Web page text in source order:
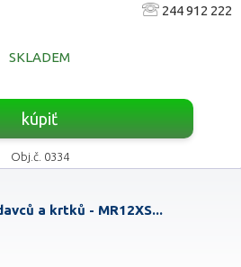
244 912 222
SKLADEM
kúpiť
Obj.č. 0334
a krtků - MR12XS...